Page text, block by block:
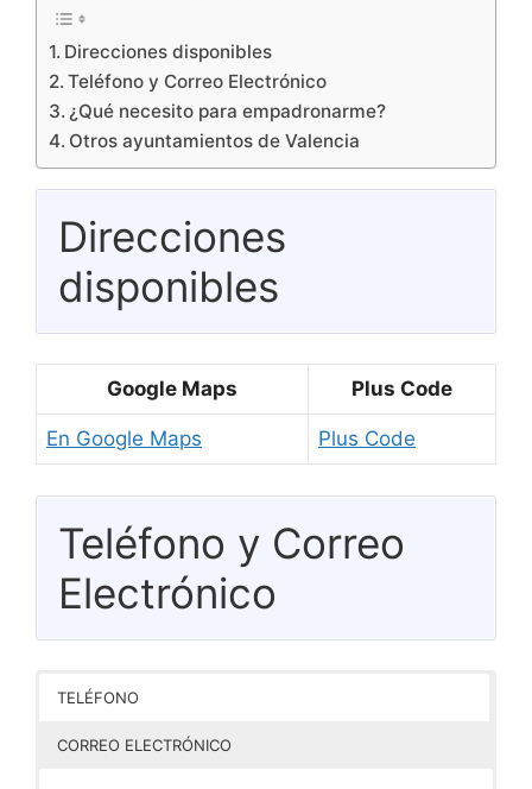
Direcciones disponibles
Teléfono y Correo Electrónico
¿Qué necesito para empadronarme?
Otros ayuntamientos de Valencia
Direcciones
disponibles
Google Maps Plus Code
En Google Maps Plus Code
Teléfono y Correo
Electrónico
TELÉFONO
CORREO ELECTRÓNICO